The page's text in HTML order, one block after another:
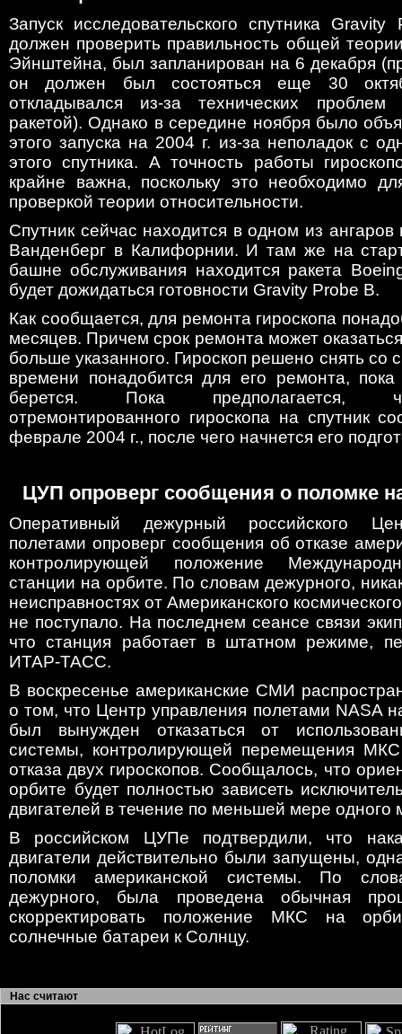
Запуск исследовательского спутника
должен проверить правильность общей
Эйнштейна, был запланирован на 6 декабря
он должен был состояться еще 30
откладывался из-за технических
ракетой). Однако в середине ноября было
этого запуска на 2004 г. из-за неполадок с
этого спутника. А точность работы
крайне важна, поскольку это необходимо
проверкой теории относительности.
Спутник сейчас находится в одном из
Ванденберг в Калифорнии. И там же на
башне обслуживания находится ракета
будет дожидаться готовности Gravity Probe B.
Как сообщается, для ремонта гироскопа
месяцев. Причем срок ремонта может
больше указанного. Гироскоп решено снять со
времени понадобится для его ремонта, пока
берется. Пока предполагается,
отремонтированного гироскопа на спутник
феврале 2004 г., после чего начнется его
ЦУП опроверг сообщения о поломке
Оперативный дежурный российского
полетами опроверг сообщения об отказе
контролирующей положение
станции на орбите. По словам дежурного,
неисправностях от Американского
не поступало. На последнем сеансе связи
что станция работает в штатном режиме,
ИТАР-ТАСС.
В воскресенье американские СМИ
о том, что Центр управления полетами NASA
был вынужден отказаться от
системы, контролирующей перемещения
отказа двух гироскопов. Сообщалось, что
орбите будет полностью зависеть
двигателей в течение по меньшей мере одного
В российском ЦУПе подтвердили, что
двигатели действительно были запущены,
поломки американской системы. По
дежурного, была проведена обычная
скорректировать положение МКС на
солнечные батареи к Солнцу.
Нас считают